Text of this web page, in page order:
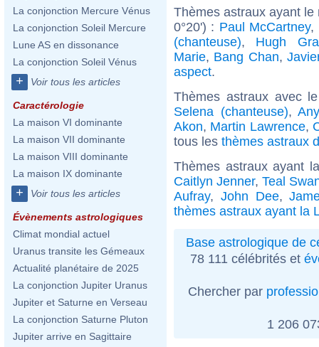
La conjonction Mercure Vénus
La conjonction Soleil Mercure
Lune AS en dissonance
La conjonction Soleil Vénus
+ Voir tous les articles
Caractérologie
La maison VI dominante
La maison VII dominante
La maison VIII dominante
La maison IX dominante
+ Voir tous les articles
Évènements astrologiques
Climat mondial actuel
Uranus transite les Gémeaux
Actualité planétaire de 2025
La conjonction Jupiter Uranus
Jupiter et Saturne en Verseau
La conjonction Saturne Pluton
Jupiter arrive en Sagittaire
Thèmes astraux ayant
0°20') : Paul McCartney,
(chanteuse), Hugh
Marie, Bang Chan,
aspect.
Thèmes astraux avec
Selena (chanteuse),
Akon, Martin Lawrence,
tous les thèmes astraux
Thèmes astraux ayant
Caitlyn Jenner, Teal
Aufray, John Dee,
thèmes astraux ayant la
Base astrologique de
78 111 célébrités et
Chercher par
1 206